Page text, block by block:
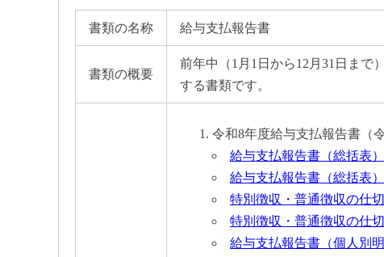
書類の名称 給与支払報告書
書類の概要
前年中（1月1日から12月31日まで
する書類です。
令和8年度給与支払報告書（
給与支払報告書（総括表
給与支払報告書（総括表
特別徴収・普通徴収の仕
特別徴収・普通徴収の仕
給与支払報告書（個人別